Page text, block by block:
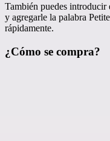
También puedes introducir
y agregarle la palabra
rápidamente.
¿Cómo se compra?